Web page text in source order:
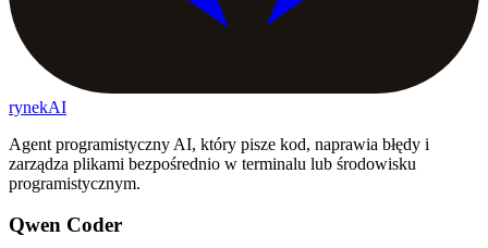
rynekAI
Agent programistyczny AI, który pisze kod, naprawia błędy i
zarządza plikami bezpośrednio w terminalu lub środowisku
programistycznym.
Qwen Coder